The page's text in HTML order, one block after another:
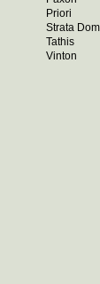
Priori
Strata
Tathis
Vinton